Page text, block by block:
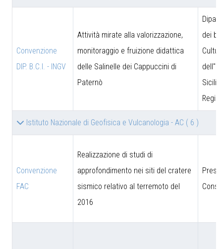
Convenzione
DIP. B.C.I. - INGV
Attività mirate alla valorizzazione,
monitoraggio e fruizione didattica
delle Salinelle dei Cappuccini di
Paternò
dei
Istituto Nazionale di Geofisica e Vulcanologia - AC ( 6 )
Convenzione
FAC
Realizzazione di studi di
approfondimento nei siti del cratere
sismico relativo al terremoto del
2016